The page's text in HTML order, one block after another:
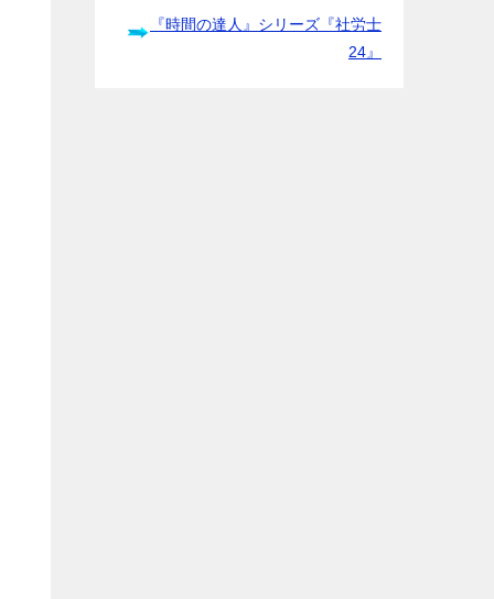
『時間の達人』シリーズ『社労士
24』